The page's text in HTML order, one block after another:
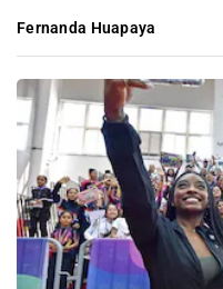
Fernanda Huapaya